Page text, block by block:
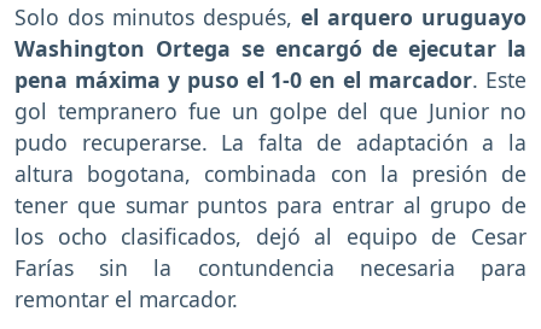
Solo dos minutos después, el arquero uruguayo
Washington Ortega se encargó de ejecutar la
pena máxima y puso el 1-0 en el marcador. Este
gol tempranero fue un golpe del que Junior no
pudo recuperarse. La falta de adaptación a la
altura bogotana, combinada con la presión de
tener que sumar puntos para entrar al grupo de
los ocho clasificados, dejó al equipo de Cesar
Farías sin la contundencia necesaria para
remontar el marcador.